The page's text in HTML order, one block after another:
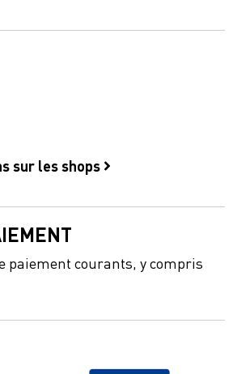
sur les shops
paiement courants, y compris